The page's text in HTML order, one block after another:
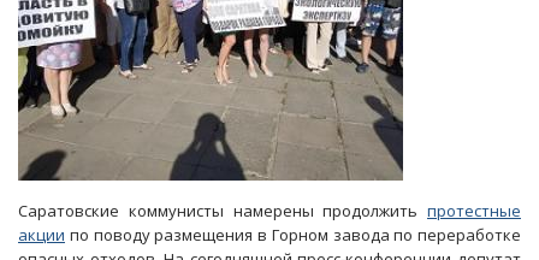
отходов
Саратовские коммунисты намерены продолжить протестные
акции по поводу размещения в Горном завода по переработке